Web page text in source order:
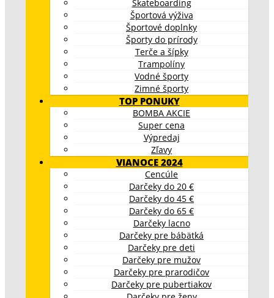
Skateboarding
Športová výživa
Športové doplnky
Športy do prírody
Terče a šípky
Trampolíny
Vodné športy
Zimné športy
TOP PONUKY
BOMBA AKCIE
Super cena
Výpredaj
Zľavy
VIANOCE 2024
Cencúle
Darčeky do 20 €
Darčeky do 45 €
Darčeky do 65 €
Darčeky lacno
Darčeky pre bábätká
Darčeky pre deti
Darčeky pre mužov
Darčeky pre prarodičov
Darčeky pre pubertiakov